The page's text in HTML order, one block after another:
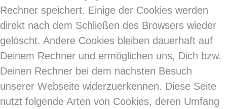
Rechner speichert. Einige der Cookies werden
direkt nach dem Schließen des Browsers wieder
gelöscht. Andere Cookies bleiben dauerhaft auf
Deinem Rechner und ermöglichen uns, Dich bzw.
Deinen Rechner bei dem nächsten Besuch
unserer Webseite widerzuerkennen. Diese Seite
nutzt folgende Arten von Cookies, deren Umfang